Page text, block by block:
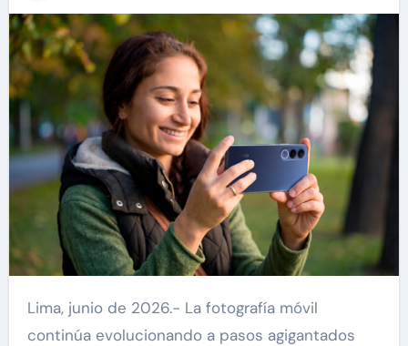
Lima, junio de 2026.- La fotografía móvil
continúa evolucionando a pasos agigantados